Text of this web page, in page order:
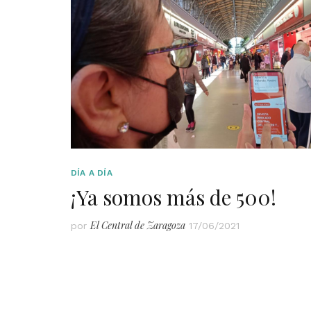
DÍA A DÍA
¡Ya somos más de 500!
por El Central de Zaragoza 17/06/2021